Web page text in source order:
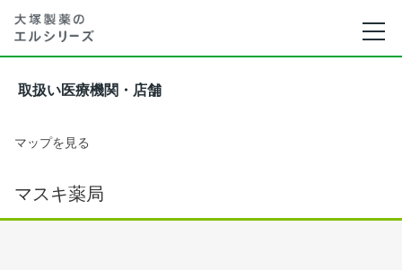
取扱い医療機関・店舗
マップを見る
マスキ薬局